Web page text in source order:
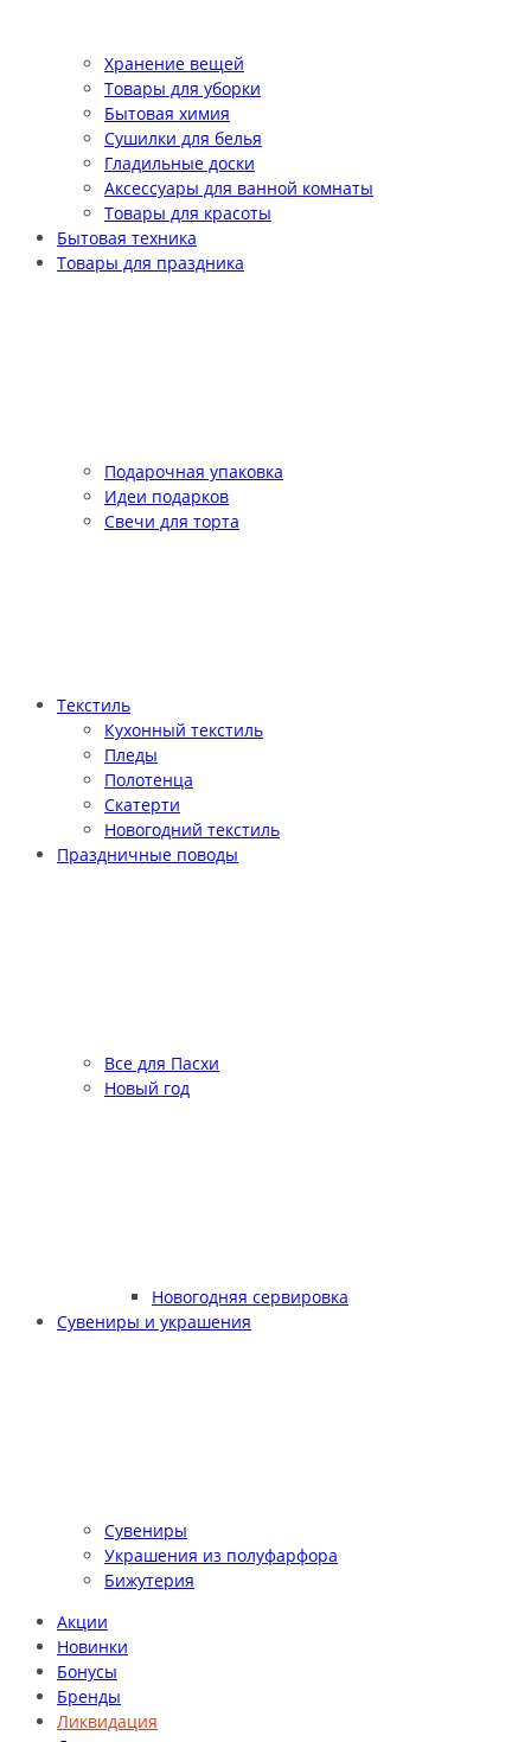
Хранение вещей
Товары для уборки
Бытовая химия
Сушилки для белья
Гладильные доски
Аксессуары для ванной комнаты
Товары для красоты
Бытовая техника
Товары для праздника
Подарочная упаковка
Идеи подарков
Свечи для торта
Текстиль
Кухонный текстиль
Пледы
Полотенца
Скатерти
Новогодний текстиль
Праздничные поводы
Все для Пасхи
Новый год
Новогодняя сервировка
Сувениры и украшения
Сувениры
Украшения из полуфарфора
Бижутерия
Акции
Новинки
Бонусы
Бренды
Ликвидация